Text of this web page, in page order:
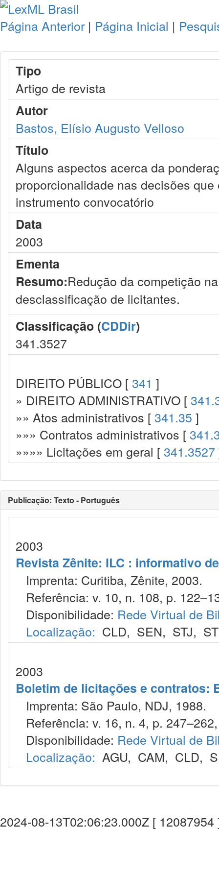
Página Anterior | Página Inicial |
Tipo
Artigo de revista
Autor
Bastos, Elísio Augusto Velloso
Título
Alguns aspectos acerca da
proporcionalidade nas decisões
instrumento convocatório
Data
2003
Ementa
Resumo:Redução da competição
desclassificação de licitantes.
Classificação (CDDir)
341.3527
DIREITO PÚBLICO [ 341 ]
» DIREITO ADMINISTRATIVO [
»» Atos administrativos [ 341.35 ]
»»» Contratos administrativos [
»»»» Licitações em geral [ 341.3527
Publicação: Texto - Português
2003
Revista Zênite: ILC : informativo
Imprenta: Curitiba, Zênite, 2003.
Referência: v. 10, n. 108, p.
Disponibilidade: Rede Virtual de
Localização: CLD, SEN, STJ,
2003
Boletim de licitações e contratos:
Imprenta: São Paulo, NDJ, 1988.
Referência: v. 16, n. 4, p.
Disponibilidade: Rede Virtual de
Localização: AGU, CAM, CLD,
2024-08-13T02:06:23.000Z [ 12087954